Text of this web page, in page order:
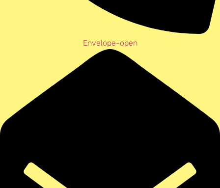
Envelope-open